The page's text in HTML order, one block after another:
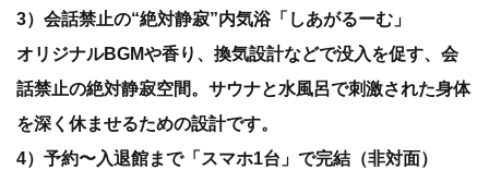
3）会話禁止の“絶対静寂”内気浴「しあがるーむ」
オリジナルBGMや香り、換気設計などで没入を促す、会
話禁止の絶対静寂空間。サウナと水風呂で刺激された身体
を深く休ませるための設計です。
4）予約〜入退館まで「スマホ1台」で完結（非対面）